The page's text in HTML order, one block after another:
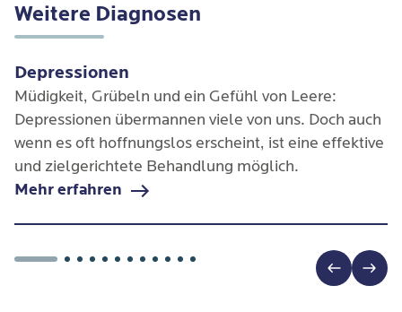
Weitere Diagnosen
Depressionen
Müdigkeit, Grübeln und ein Gefühl von Leere:
Depressionen übermannen viele von uns. Doch auch
wenn es oft hoffnungslos erscheint, ist eine effektive
und zielgerichtete Behandlung möglich.
Mehr erfahren